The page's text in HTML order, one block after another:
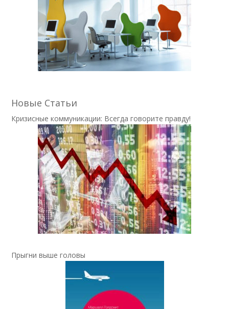
Новые Статьи
Кризисные коммуникации: Всегда говорите правду!
Прыгни выше головы